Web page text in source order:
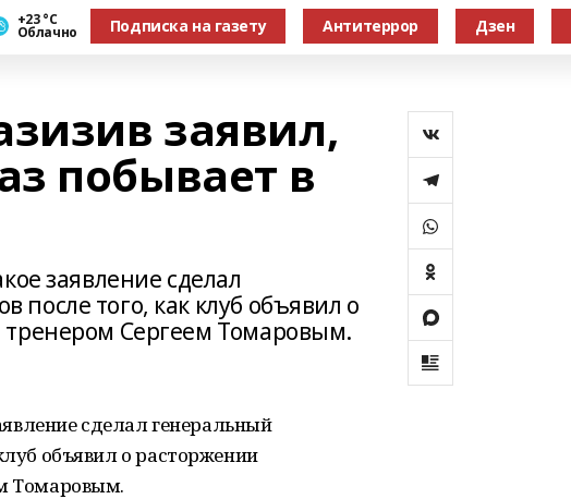
+23 °С
Облачно Подписка на газету Антитеррор Дзен
заявил,
побывает в
заявление сделал
того, как клуб объявил о
тренером Сергеем Томаровым.
сделал генеральный
объявил о расторжении
Томаровым.